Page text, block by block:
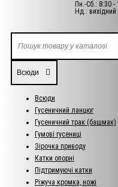
Пн.-Сб.: 8:30 -
Нд.: вихідний
Всюди
Всюди
Гусеничний ланцюг
Гусеничний трак (башмак)
Гумові гусениці
Зірочка приводу
Катки опорні
Підтримуючі катки
Ріжуча кромка, ножі